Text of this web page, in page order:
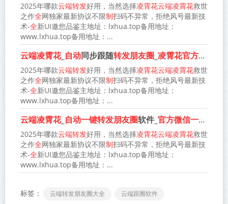
2025年哪款云端转发好用，当然选择凌霄花云端凌霄花救世
之作全网独家最新协议不限制扫码不异常，拒绝风号最新技
术-全新UI邀您品鉴主地址：lxhua.top备用地址：
www.lxhua.top备用地址：...
云端凌霄花_ 自动同步跟随转发朋友圈 凌霄花官方微信一键转发
2025年哪款云端转发好用，当然选择凌霄花云端凌霄花救世
之作全网独家最新协议不限制扫码不异常，拒绝风号最新技
术-全新UI邀您品鉴主地址：lxhua.top备用地址：
www.lxhua.top备用地址：...
云端凌霄花_ 自动一键转发朋友圈软件_ 官方微信一键转发
2025年哪款云端转发好用，当然选择凌霄花云端凌霄花救世
之作全网独家最新协议不限制扫码不异常，拒绝风号最新技
术-全新UI邀您品鉴主地址：lxhua.top备用地址：
www.lxhua.top备用地址：...
标签： 云端转发朋友圈大全 云端跟圈软件